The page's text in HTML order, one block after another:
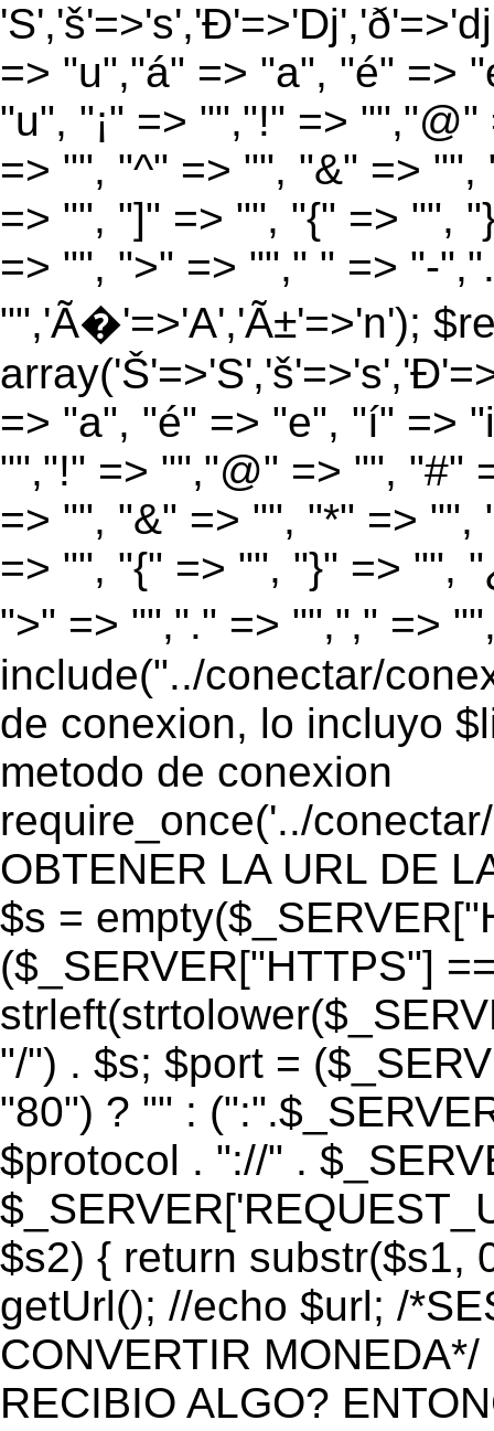
=> "u","á" => "a", "é" =>
"u", "¡" => "","!" =>
=> "", "^" => "", "&" =>
=> "", "]" => "", "{" => "",
=> "", ">" => ""," " => "-
"",'Ã�'=>'A','Ã±'=>'n');
=> "a", "é" => "e", "í" =>
"","!" => "","@" => "", "#"
=> "", "&" => "", "*" =>
=> "", "{" => "", "}" => "",
">" => "","." => "","," =>
include("../conectar/
de conexion, lo incluyo
metodo de conexion
require_once('../
OBTENER LA URL DE
$s =
($_SERVER["HTTPS"]
"/") . $s; $port =
"80") ? "" :
$protocol . "://" .
$s2) { return substr($s1,
getUrl(); //echo $url; /
CONVERTIR
RECIBIO ALGO?